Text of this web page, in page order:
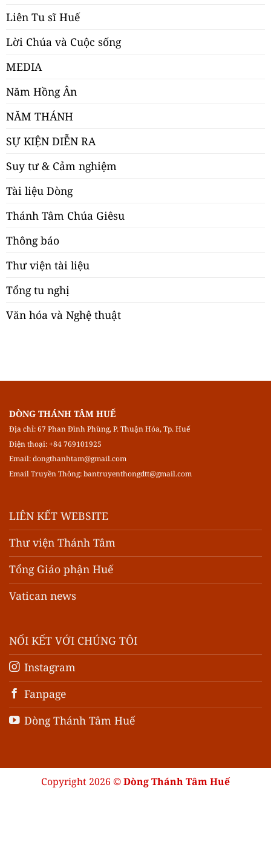
Liên Tu sĩ Huế
Lời Chúa và Cuộc sống
MEDIA
Năm Hồng Ân
NĂM THÁNH
SỰ KIỆN DIỄN RA
Suy tư & Cảm nghiệm
Tài liệu Dòng
Thánh Tâm Chúa Giêsu
Thông báo
Thư viện tài liệu
Tổng tu nghị
Văn hóa và Nghệ thuật
DÒNG THÁNH TÂM HUẾ
Địa chỉ: 67 Phan Đình Phùng, P. Thuận Hóa, Tp. Huế
Điện thoại: +84 769101925
Email:dongthanhtam@gmail.com
Email Truyền Thông:bantruyenthongdtt@gmail.com
LIÊN KẾT WEBSITE
Thư viện Thánh Tâm
Tổng Giáo phận Huế
Vatican news
NỐI KẾT VỚI CHÚNG TÔI
Instagram
Fanpage
Dòng Thánh Tâm Huế
Copyright 2026 ©Dòng Thánh Tâm Huế